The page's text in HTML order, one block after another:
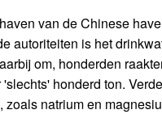
van de Chinese
autoriteiten is het
om, honderden
honderd ton.
natrium en